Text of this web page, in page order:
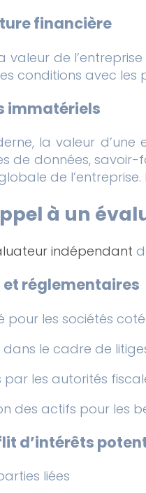
financière
valeur de
conditions avec les
immatériels
la valeur
de données,
de
à un
indépendant
réglementaires
pour les sociétés
dans le cadre de
par les autorités
des actifs pour les
d’intérêts
liées